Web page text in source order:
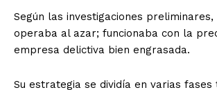
​Según las investigaciones
operaba al azar; funcionaba con la
empresa delictiva bien engrasada.
Su estrategia se dividía en varias fases